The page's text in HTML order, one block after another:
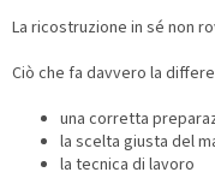
La ricostruzione in sé non
Ciò che fa davvero la
una corretta
la scelta giusta del
la tecnica di lavoro